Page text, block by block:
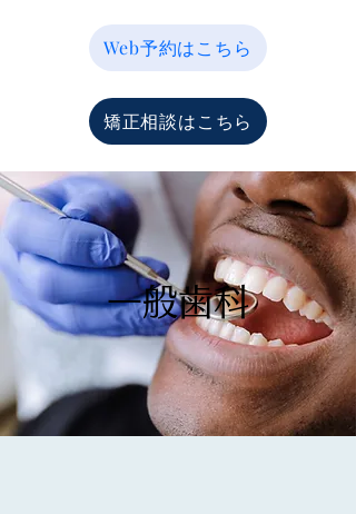
Web予約はこちら
矯正相談はこちら
一般歯科